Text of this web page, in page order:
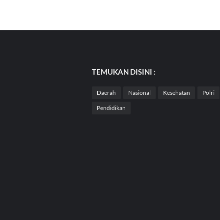
TEMUKAN DISINI :
Daerah Nasional Kesehatan Polri
Pendidikan